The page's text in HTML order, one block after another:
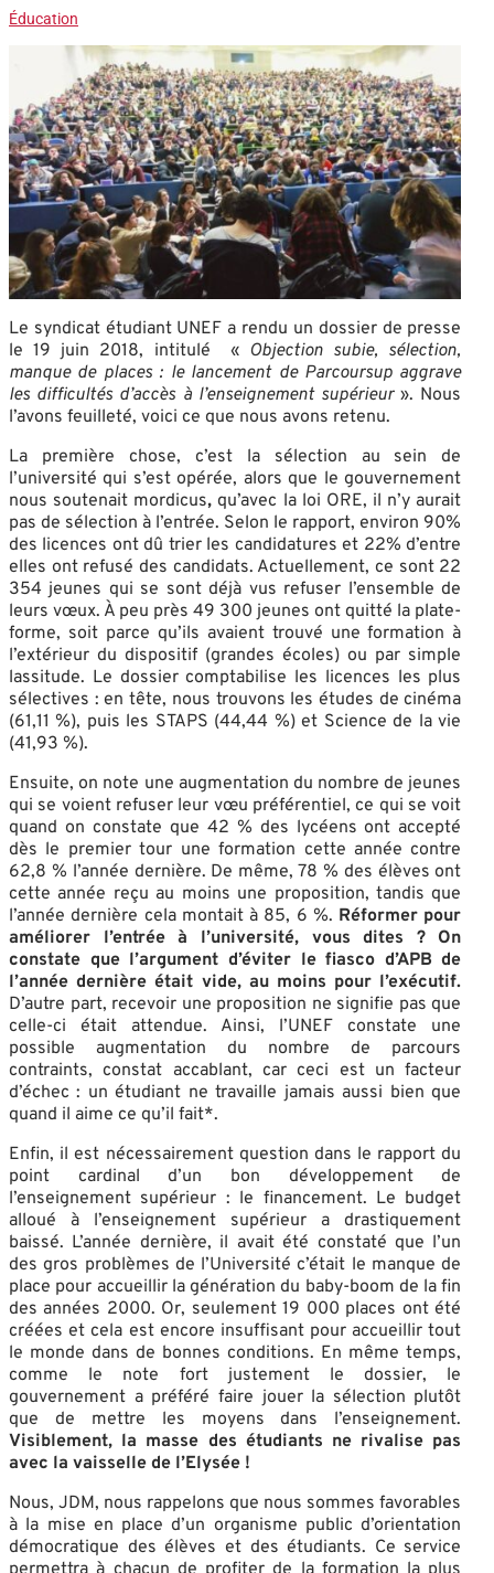
Éducation
Le syndicat étudiant UNEF a rendu un dossier de presse
le 19 juin 2018, intitulé « Objection subie, sélection,
manque de places : le lancement de Parcoursup aggrave
les difficultés d’accès à l’enseignement supérieur». Nous
l’avons feuilleté, voici ce que nous avons retenu.
La première chose, c’est la sélection au sein de
l’université qui s’est opérée, alors que le gouvernement
nous soutenait mordicus, qu’avec la loi ORE, il n’y aurait
pas de sélection à l’entrée. Selon le rapport, environ 90%
des licences ont dû trier les candidatures et 22% d’entre
elles ont refusé des candidats. Actuellement, ce sont 22
354 jeunes qui se sont déjà vus refuser l’ensemble de
leurs vœux. À peu près 49 300 jeunes ont quitté la plate-
forme, soit parce qu’ils avaient trouvé une formation à
l’extérieur du dispositif (grandes écoles) ou par simple
lassitude. Le dossier comptabilise les licences les plus
sélectives : en tête, nous trouvons les études de cinéma
(61,11 %), puis les STAPS (44,44 %) et Science de la vie
(41,93 %).
Ensuite, on note une augmentation du nombre de jeunes
qui se voient refuser leur vœu préférentiel, ce qui se voit
quand on constate que 42 % des lycéens ont accepté
dès le premier tour une formation cette année contre
62,8 % l’année dernière. De même, 78 % des élèves ont
cette année reçu au moins une proposition, tandis que
l’année dernière cela montait à 85, 6 %. Réformer pour
améliorer l’entrée à l’université, vous dites ? On
constate que l’argument d’éviter le fiasco d’APB de
l’année dernière était vide, au moins pour l’exécutif.
D’autre part, recevoir une proposition ne signifie pas que
celle-ci était attendue. Ainsi, l’UNEF constate une
possible augmentation du nombre de parcours
contraints, constat accablant, car ceci est un facteur
d’échec : un étudiant ne travaille jamais aussi bien que
quand il aime ce qu’il fait*.
Enfin, il est nécessairement question dans le rapport du
point cardinal d’un bon développement de
l’enseignement supérieur : le financement. Le budget
alloué à l’enseignement supérieur a drastiquement
baissé. L’année dernière, il avait été constaté que l’un
des gros problèmes de l’Université c’était le manque de
place pour accueillir la génération du baby-boom de la fin
des années 2000. Or, seulement 19 000 places ont été
créées et cela est encore insuffisant pour accueillir tout
le monde dans de bonnes conditions. En même temps,
comme le note fort justement le dossier, le
gouvernement a préféré faire jouer la sélection plutôt
que de mettre les moyens dans l’enseignement.
Visiblement, la masse des étudiants ne rivalise pas
avec la vaisselle de l’Elysée !
Nous, JDM, nous rappelons que nous sommes favorables
à la mise en place d’un organisme public d’orientation
démocratique des élèves et des étudiants. Ce service